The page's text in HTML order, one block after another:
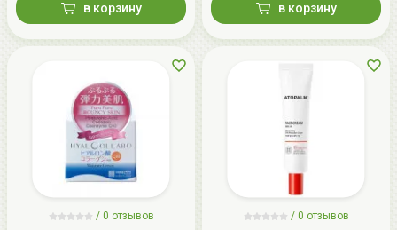
в корзину в корзину
/ 0 отзывов
/ 0 отзывов